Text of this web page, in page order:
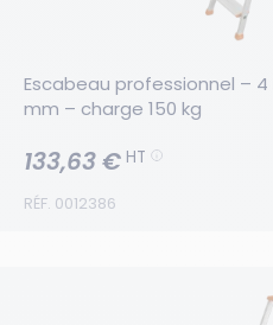
Escabeau professionnel – 4
mm – charge 150 kg
RÉF. 0012386
133,63 € HT